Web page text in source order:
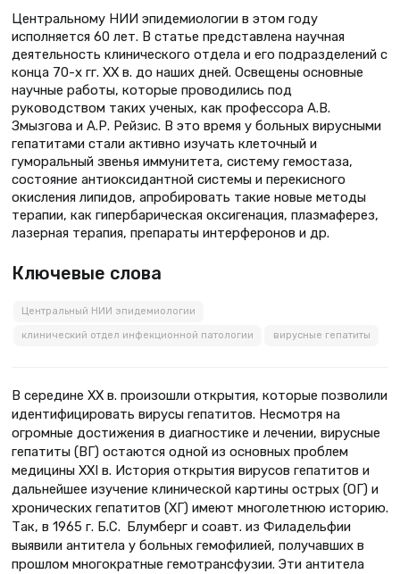
Центральному НИИ эпидемиологии в этом году
исполняется 60 лет. В статье представлена научная
деятельность клинического отдела и его подразделений с
конца 70-х гг. ХХ в. до наших дней. Освещены основные
научные работы, которые проводились под
руководством таких ученых, как профессора А.В.
Змызгова и А.Р. Рейзис. В это время у больных вирусными
гепатитами стали активно изучать клеточный и
гуморальный звенья иммунитета, систему гемостаза,
состояние антиоксидантной системы и перекисного
окисления липидов, апробировать такие новые методы
терапии, как гипербарическая оксигенация, плазмаферез,
лазерная терапия, препараты интерферонов и др.
Ключевые слова
Центральный НИИ эпидемиологии
клинический отдел инфекционной патологии вирусные гепатиты
В середине ХХ в. произошли открытия, которые позволили
идентифицировать вирусы гепатитов. Несмотря на
огромные достижения в диагностике и лечении, вирусные
гепатиты (ВГ) остаются одной из основных проблем
медицины XXI в. История открытия вирусов гепатитов и
дальнейшее изучение клинической картины острых (ОГ) и
хронических гепатитов (ХГ) имеют многолетнюю историю.
Так, в 1965 г. Б.С. Блумберг и соавт. из Филадельфии
выявили антитела у больных гемофилией, получавших в
прошлом многократные гемотрансфузии. Эти антитела